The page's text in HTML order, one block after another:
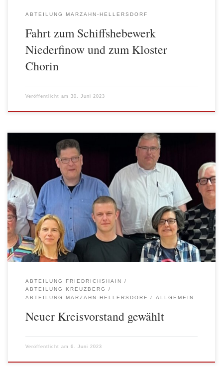
ABTEILUNG MARZAHN-HELLERSDORF
Fahrt zum Schiffshebewerk
Niederfinow und zum Kloster
Chorin
Veröffentlicht am 30. Juni 2023
Am 03. Juni 2023 fand die Kreiskonferenz der AWO Kreisverband
Berlin Spree-Wuhle statt, um turnusmäßig nach vier Jahren einen
neuen Kreisvorstand zu wählen. Nach den Berichten des
Kreisvorsitzenden, des Kreiskassierers sowie der Revisorin und der
Aussprache zu den Berichten konnte der alte Vorstand entlastet
werden. In der anschließenden Wahl wurden […]
ABTEILUNG FRIEDRICHSHAIN
ABTEILUNG KREUZBERG
ABTEILUNG MARZAHN-HELLERSDORF
ALLGEMEIN
Neuer Kreisvorstand gewählt
Veröffentlicht am 6. Juni 2023